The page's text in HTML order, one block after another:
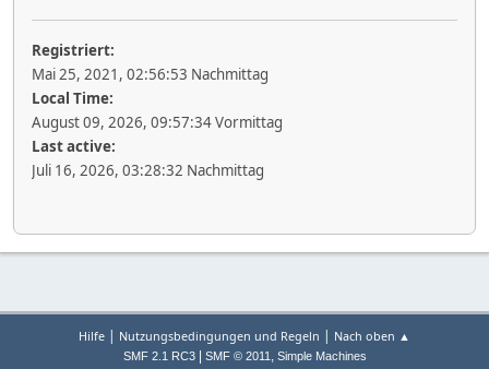
Registriert:
Mai 25, 2021, 02:56:53 Nachmittag
Local Time:
August 09, 2026, 09:57:34 Vormittag
Last active:
Juli 16, 2026, 03:28:32 Nachmittag
Hilfe | Nutzungsbedingungen und Regeln | Nach oben ▲
SMF 2.1 RC3| SMF © 2011 , Simple Machines